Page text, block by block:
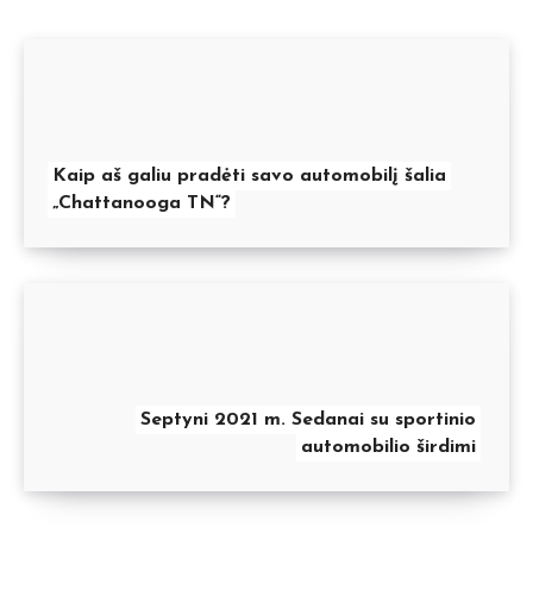
Kaip aš galiu pradėti savo automobilį šalia
„Chattanooga TN“?
Septyni 2021 m. Sedanai su sportinio
automobilio širdimi